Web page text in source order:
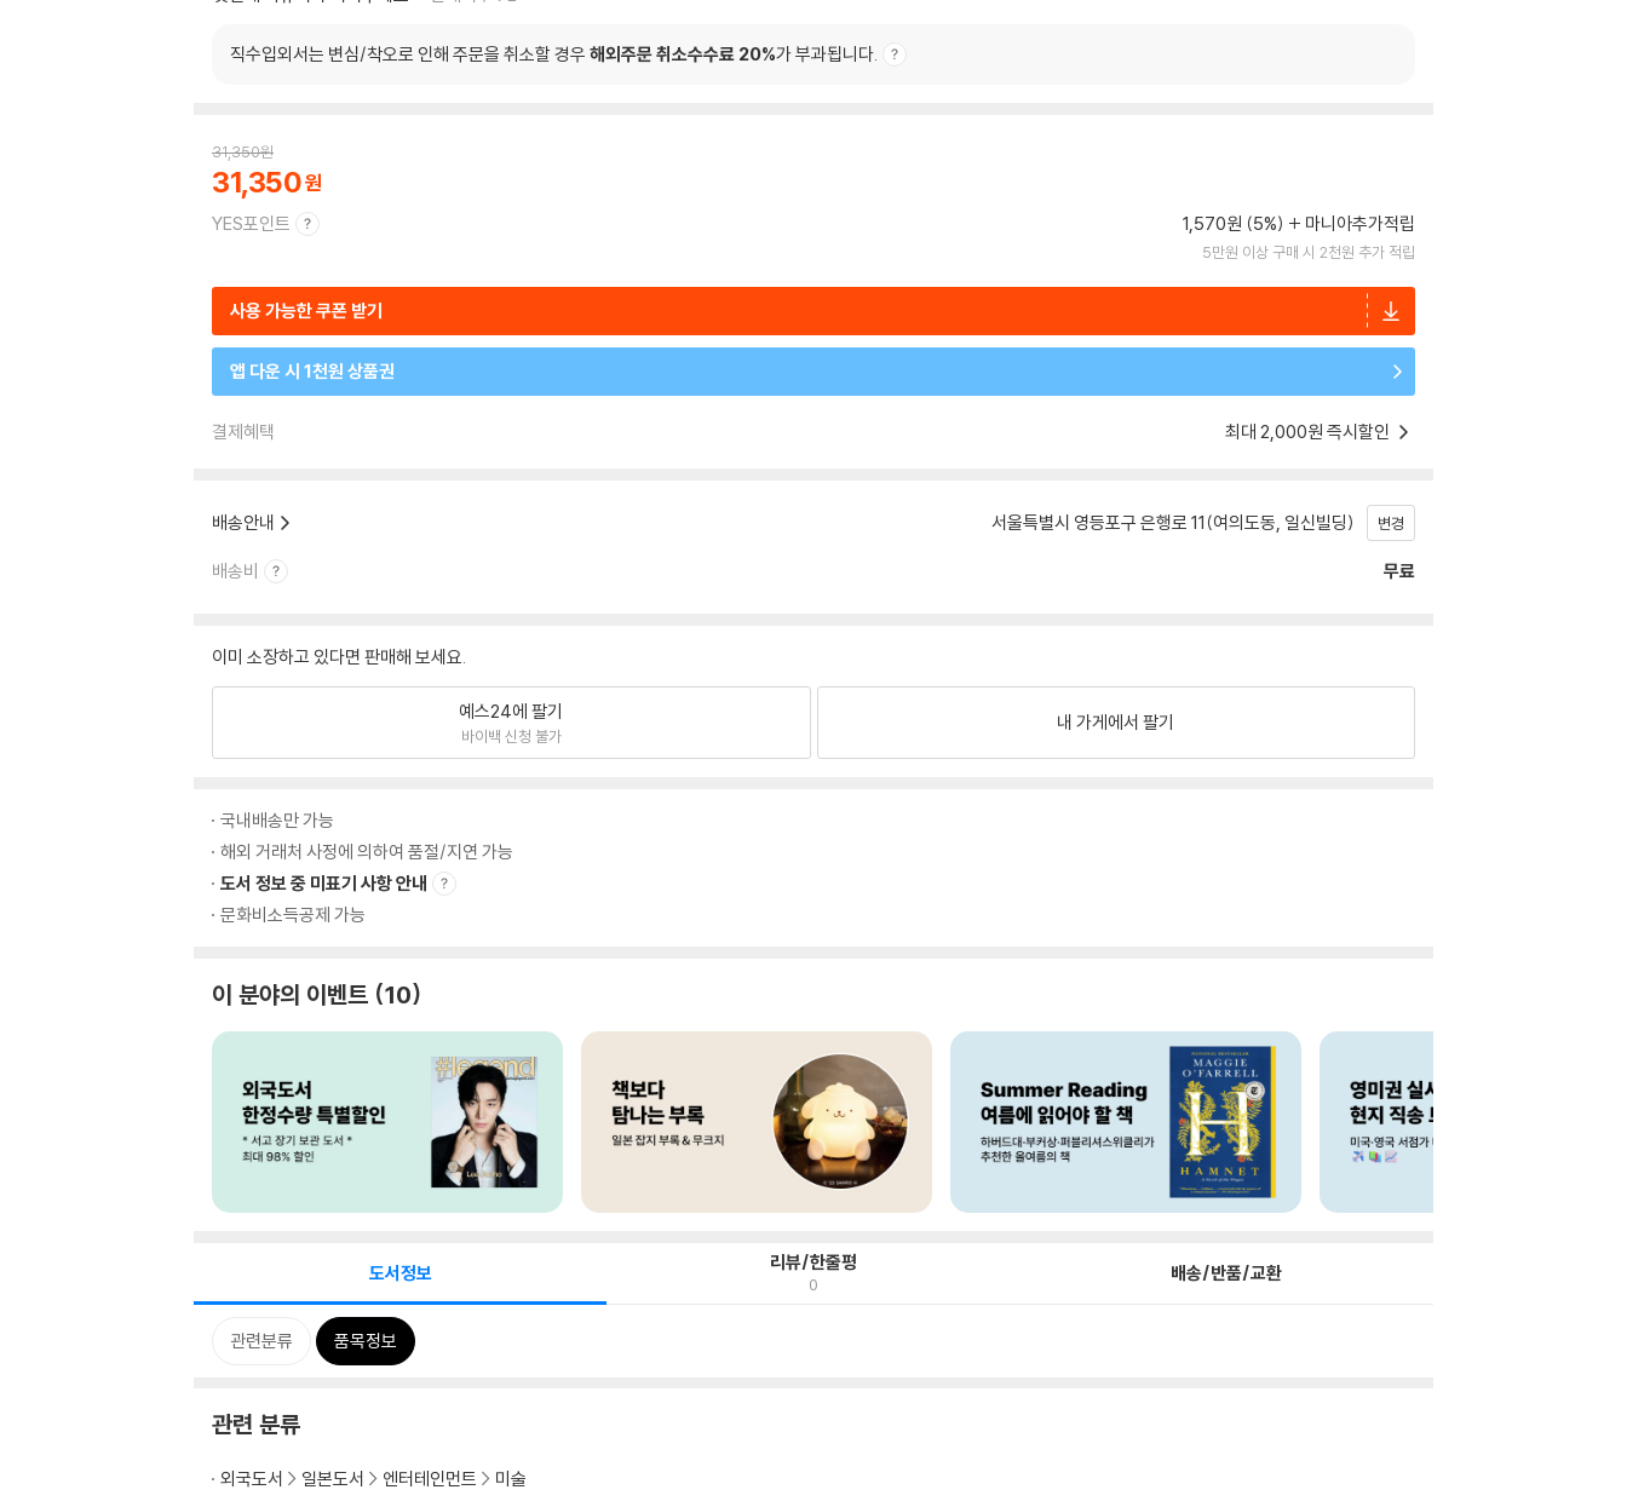
직수입외서는 변심/착오로 인해 주문을 취소할 경우 해외주문 취소수수료 20%가 부과됩니다.
31,350원
31,350
YES포인트 1,570원 (5%) 마니아추가적립
5만원 이상 구매 시 2천원 추가 적립
사용 가능한 쿠폰 받기
앱 다운 시 1천원 상품권
결제혜택 최대 2,000원 즉시할인
배송안내 서울특별시 영등포구 은행로 11(여의도동, 일신빌딩) 변경
배송비 무료
이미 소장하고 있다면 판매해 보세요.
예스24에 팔기
바이백 신청 불가
내 가게에서 팔기
국내배송만 가능
해외 거래처 사정에 의하여 품절/지연 가능
도서 정보 중 미표기 사항 안내
문화비소득공제 가능
이 분야의 이벤트 10
도서정보 리뷰/한줄평
0 배송/반품/교환
관련분류 품목정보
관련 분류
외국도서 일본도서 엔터테인먼트 미술